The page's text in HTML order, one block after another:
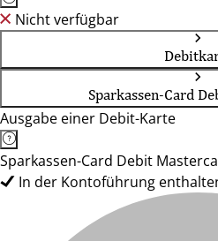
Nicht verfügbar
Sparkassen-Card
Ausgabe einer Debit-Karte
Sparkassen-Card Debit
In der Kontoführung